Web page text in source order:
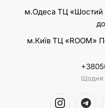
м.Одеса ТЦ «Шостий
м.Київ ТЦ «ROOM»
Щодня: